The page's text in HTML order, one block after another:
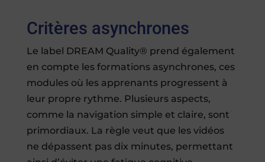
Critères asynchrones
Le label DREAM Quality® prend également
en compte les formations asynchrones, ces
modules où les apprenants progressent à
leur propre rythme. Plusieurs aspects,
comme la navigation simple et claire, sont
primordiaux. La règle veut que les vidéos
ne dépassent pas dix minutes, permettant